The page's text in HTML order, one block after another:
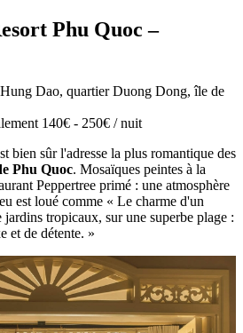
Phu Quoc –
Dao, quartier Duong Dong, île de
140€ - 250€ / nuit
bien sûr l'adresse la plus romantique des
Phu Quoc. Mosaïques peintes à la
Peppertree primé : une atmosphère
est loué comme « Le charme d'un
tropicaux, sur une superbe plage :
et de détente. »